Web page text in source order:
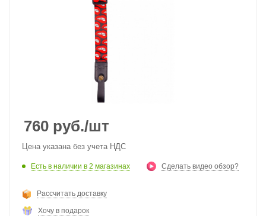
760 руб./шт
Цена указана без учета НДС
Есть в наличии в 2 магазинах Сделать видео обзор?
Рассчитать доставку
Хочу в подарок